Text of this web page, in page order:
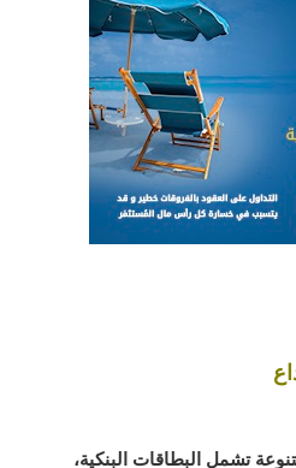
تشمل البطاقات البنكية،